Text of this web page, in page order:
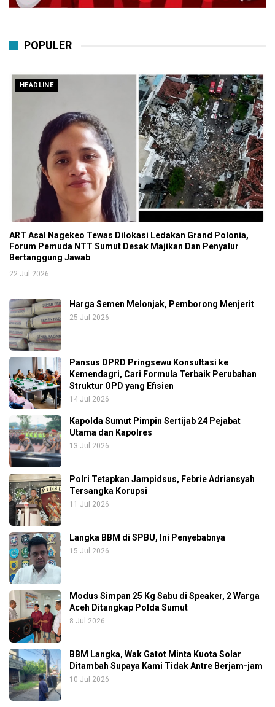
POPULER
HEADLINE
ART Asal Nagekeo Tewas Dilokasi Ledakan Grand Polonia,
Forum Pemuda NTT Sumut Desak Majikan Dan Penyalur
Bertanggung Jawab
22 Jul 2026
Harga Semen Melonjak, Pemborong Menjerit
25 Jul 2026
Pansus DPRD Pringsewu Konsultasi ke
Kemendagri, Cari Formula Terbaik Perubahan
Struktur OPD yang Efisien
14 Jul 2026
Kapolda Sumut Pimpin Sertijab 24 Pejabat
Utama dan Kapolres
13 Jul 2026
Polri Tetapkan Jampidsus, Febrie Adriansyah
Tersangka Korupsi
11 Jul 2026
Langka BBM di SPBU, Ini Penyebabnya
15 Jul 2026
Modus Simpan 25 Kg Sabu di Speaker, 2 Warga
Aceh Ditangkap Polda Sumut
8 Jul 2026
BBM Langka, Wak Gatot Minta Kuota Solar
Ditambah Supaya Kami Tidak Antre Berjam-jam
10 Jul 2026